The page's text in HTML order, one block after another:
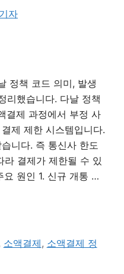
자
정책 코드 의미, 발생
리했습니다. 다날 정책
결제 과정에서 부정 사
제 제한 시스템입니다.
니다. 즉 통신사 한도
라 결제가 제한될 수 있
요 원인 1. 신규 개통 …
소액결제, 소액결제 정